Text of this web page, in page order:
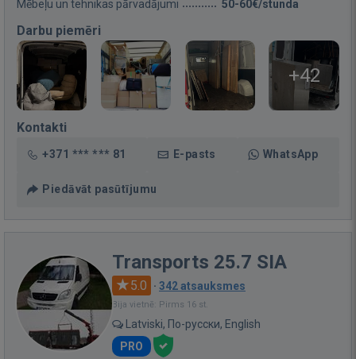
Mēbeļu un tehnikas pārvadājumi 50-60€/stunda
Darbu piemēri
+42
Kontakti
+371 *** *** 81 E-pasts WhatsApp
Piedāvāt pasūtījumu
Transports 25.7 SIA
5.0 · 342 atsauksmes
Bija vietnē: Pirms 16 st.
Latviski, По-русски, English
PRO